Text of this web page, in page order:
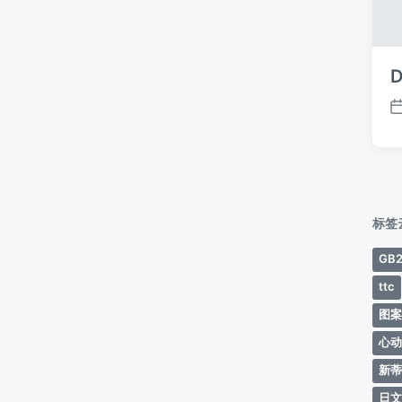
发
标签
ttc
图
心
新
日文